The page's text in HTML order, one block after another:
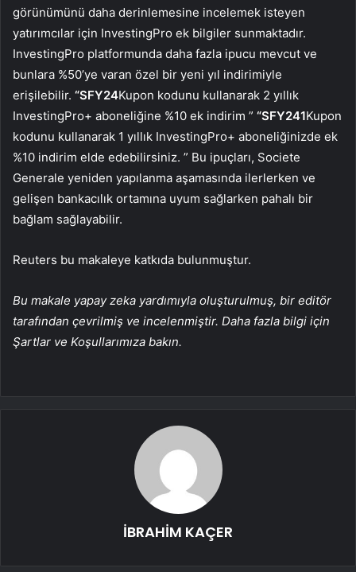
görünümünü daha derinlemesine incelemek isteyen
yatırımcılar için InvestingPro ek bilgiler sunmaktadır.
InvestingPro platformunda daha fazla ipucu mevcut ve
bunlara %50’ye varan özel bir yeni yıl indirimiyle
erişilebilir. “SFY24Kupon kodunu kullanarak 2 yıllık
InvestingPro+ aboneliğine %10 ek indirim ” “SFY241Kupon
kodunu kullanarak 1 yıllık InvestingPro+ aboneliğinizde ek
%10 indirim elde edebilirsiniz. ” Bu ipuçları, Societe
Generale yeniden yapılanma aşamasında ilerlerken ve
gelişen bankacılık ortamına uyum sağlarken pahalı bir
bağlam sağlayabilir.
Reuters bu makaleye katkıda bulunmuştur.
Bu makale yapay zeka yardımıyla oluşturulmuş, bir editör
tarafından çevrilmiş ve incelenmiştir. Daha fazla bilgi için
Şartlar ve Koşullarımıza bakın.
İBRAHİM KAÇER